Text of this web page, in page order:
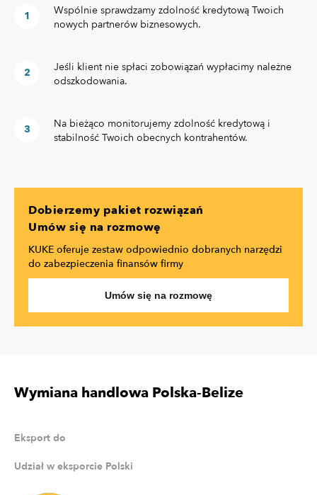
Wspólnie sprawdzamy zdolność kredytową Twoich
nowych partnerów biznesowych.
Jeśli klient nie spłaci zobowiązań wypłacimy należne
odszkodowania.
Na bieżąco monitorujemy zdolność kredytową i
stabilność Twoich obecnych kontrahentów.
Dobierzemy pakiet rozwiązań
Umów się na rozmowę
KUKE oferuje zestaw odpowiednio dobranych narzędzi
do zabezpieczenia finansów firmy
Umów się na rozmowę
Wymiana handlowa Polska-Belize
Eksport do
Udział w eksporcie Polski